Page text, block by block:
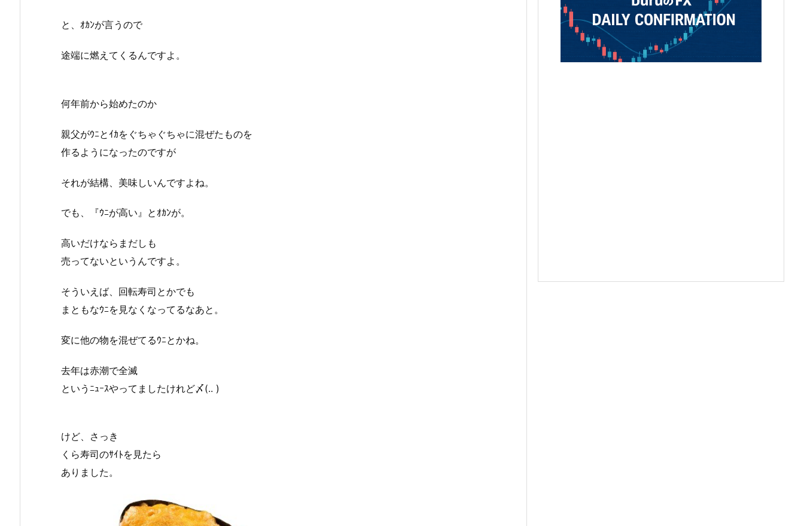
と、ｵｶﾝが言うので
途端に燃えてくるんですよ。
何年前から始めたのか
親父がｳﾆとｲｶをぐちゃぐちゃに混ぜたものを
作るようになったのですが
それが結構、美味しいんですよね。
でも、『ｳﾆが高い』とｵｶﾝが。
高いだけならまだしも
売ってないというんですよ。
そういえば、回転寿司とかでも
まともなｳﾆを見なくなってるなあと。
変に他の物を混ぜてるｳﾆとかね。
去年は赤潮で全滅
というﾆｭｰｽやってましたけれど〆(.. )
けど、さっき
くら寿司のｻｲﾄを見たら
ありました。